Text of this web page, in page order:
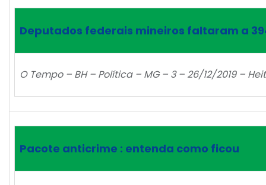
Deputados federais mineiros faltaram a
O Tempo – BH – Política – MG – 3 – 26/12/2019 –
Pacote anticrime : entenda como ficou